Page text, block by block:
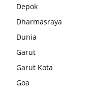
Depok
Dharmasraya
Dunia
Garut
Garut Kota
Goa